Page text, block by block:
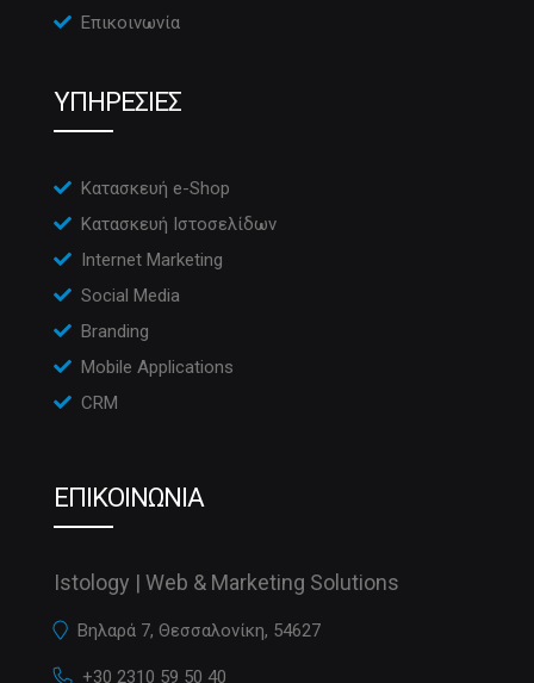
Επικοινωνία
ΥΠΗΡΕΣΙΕΣ
Κατασκευή e-Shop
Κατασκευή Ιστοσελίδων
Internet Marketing
Social Media
Branding
Mobile Applications
CRM
ΕΠΙΚΟΙΝΩΝΙΑ
Istology | Web & Marketing Solutions
Βηλαρά 7, Θεσσαλονίκη, 54627
+30 2310 59 50 40